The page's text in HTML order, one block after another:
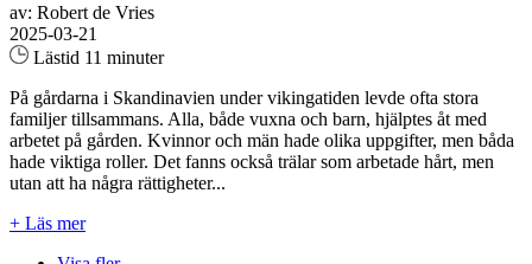
av: Robert de Vries
2025-03-21
Lästid 11 minuter
På gårdarna i Skandinavien under vikingatiden levde ofta stora
familjer tillsammans. Alla, både vuxna och barn, hjälptes åt med
arbetet på gården. Kvinnor och män hade olika uppgifter, men båda
hade viktiga roller. Det fanns också trälar som arbetade hårt, men
utan att ha några rättigheter...
+ Läs mer